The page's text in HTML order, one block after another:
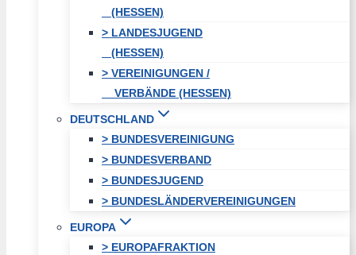
(HESSEN)
> LANDESJUGEND
(HESSEN)
> VEREINIGUNGEN /
VERBÄNDE (HESSEN)
DEUTSCHLAND
> BUNDESVEREINIGUNG
> BUNDESVERBAND
> BUNDESJUGEND
> BUNDESLÄNDERVEREINIGUNGEN
EUROPA
> EUROPAFRAKTION